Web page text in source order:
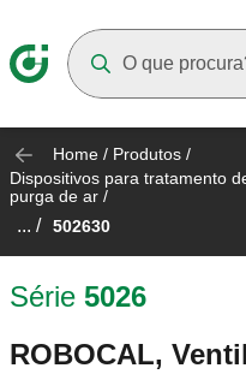
Home / Produtos /
Dispositivos para tratamento
purga de ar /
... / 502630
Série 5026
ROBOCAL,